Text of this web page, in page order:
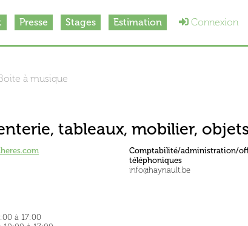
Presse Stages Estimation Connexion
à musique
tableaux, mobilier,
à 17:00
Comptabilité/administration/
téléphoniques
info@haynault.be